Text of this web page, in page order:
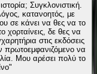
Συγκλονιστική.
κατανοητός, με
σε κάνει να θες να το
χορταίνεις, δε θες να
στις εκδόσεις
πρωτοεμφανιζόμενο να
Μου αρέσει πολύ το